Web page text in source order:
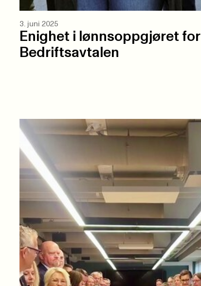
3. juni 2025
Enighet i lønnsoppgjøret for
Bedriftsavtalen